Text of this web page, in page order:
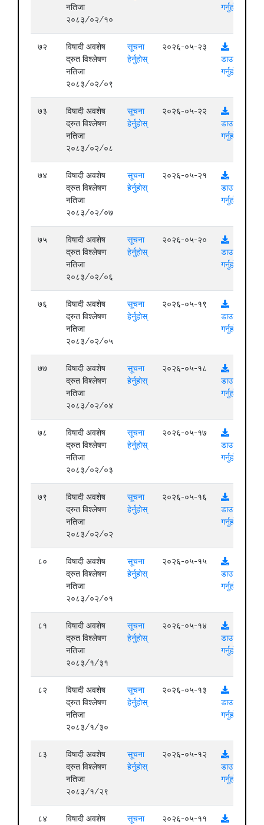
नतिजा
२०८३/०२/१०
गर्नुहोस्
७२
विषादी अवशेष
द्रुत विश्लेषण
नतिजा
२०८३/०२/०९
सूचना
हेर्नुहोस्
२०२६-०५-२३
डाउनलोड
गर्नुहोस्
७३
विषादी अवशेष
द्रुत विश्लेषण
नतिजा
२०८३/०२/०८
सूचना
हेर्नुहोस्
२०२६-०५-२२
डाउनलोड
गर्नुहोस्
७४
विषादी अवशेष
द्रुत विश्लेषण
नतिजा
२०८३/०२/०७
सूचना
हेर्नुहोस्
२०२६-०५-२१
डाउनलोड
गर्नुहोस्
७५
विषादी अवशेष
द्रुत विश्लेषण
नतिजा
२०८३/०२/०६
सूचना
हेर्नुहोस्
२०२६-०५-२०
डाउनलोड
गर्नुहोस्
७६
विषादी अवशेष
द्रुत विश्लेषण
नतिजा
२०८३/०२/०५
सूचना
हेर्नुहोस्
२०२६-०५-१९
डाउनलोड
गर्नुहोस्
७७
विषादी अवशेष
द्रुत विश्लेषण
नतिजा
२०८३/०२/०४
सूचना
हेर्नुहोस्
२०२६-०५-१८
डाउनलोड
गर्नुहोस्
७८
विषादी अवशेष
द्रुत विश्लेषण
नतिजा
२०८३/०२/०३
सूचना
हेर्नुहोस्
२०२६-०५-१७
डाउनलोड
गर्नुहोस्
७९
विषादी अवशेष
द्रुत विश्लेषण
नतिजा
२०८३/०२/०२
सूचना
हेर्नुहोस्
२०२६-०५-१६
डाउनलोड
गर्नुहोस्
८०
विषादी अवशेष
द्रुत विश्लेषण
नतिजा
२०८३/०२/०१
सूचना
हेर्नुहोस्
२०२६-०५-१५
डाउनलोड
गर्नुहोस्
८१
विषादी अवशेष
द्रुत विश्लेषण
नतिजा
२०८३/१/३१
सूचना
हेर्नुहोस्
२०२६-०५-१४
डाउनलोड
गर्नुहोस्
८२
विषादी अवशेष
द्रुत विश्लेषण
नतिजा
२०८३/१/३०
सूचना
हेर्नुहोस्
२०२६-०५-१३
डाउनलोड
गर्नुहोस्
८३
विषादी अवशेष
द्रुत विश्लेषण
नतिजा
२०८३/१/२९
सूचना
हेर्नुहोस्
२०२६-०५-१२
डाउनलोड
गर्नुहोस्
८४ विषादी अवशेष सूचना २०२६-०५-११